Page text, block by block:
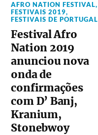
AFRO NATION FESTIVAL,
FESTIVAIS 2019,
FESTIVAIS DE PORTUGAL
Festival Afro
Nation 2019
anunciou nova
onda de
confirmações
com D’ Banj,
Kranium,
Stonebwoy